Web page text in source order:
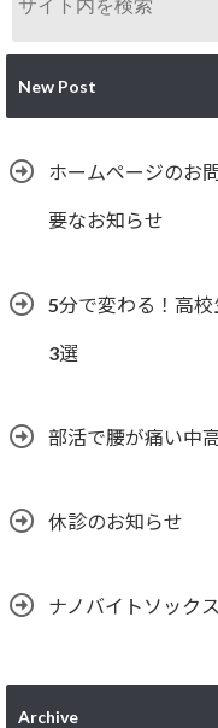
New Post
ホームページのお
要なお知らせ
5分で変わる！高
3選
部活で腰が痛い中
休診のお知らせ
ナノバイトソック
Archive